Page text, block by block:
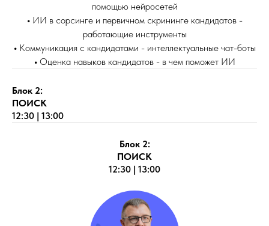
помощью нейросетей
•ИИ в сорсинге и первичном скрининге кандидатов -
работающие инструменты
•Коммуникация с кандидатами - интеллектуальные чат-боты
•Оценка навыков кандидатов - в чем поможет ИИ
Блок 2:
ПОИСК
12:30 | 13:00
Блок 2:
ПОИСК
12:30 | 13:00